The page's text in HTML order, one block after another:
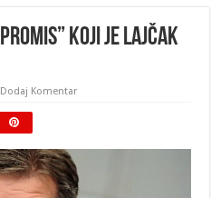
koji je Lajčak
Dodaj Komentar